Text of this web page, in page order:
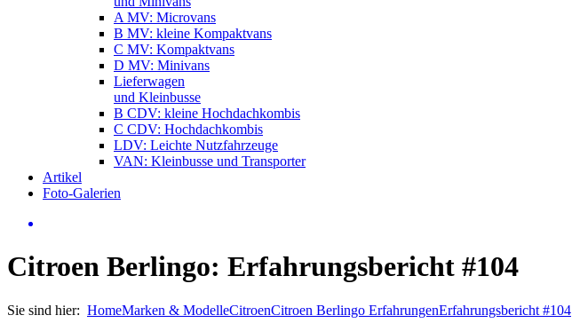
A MV: Microvans
B MV: kleine Kompaktvans
C MV: Kompaktvans
D MV: Minivans
Lieferwagen
und Kleinbusse
B CDV: kleine Hochdachkombis
C CDV: Hochdachkombis
LDV: Leichte Nutzfahrzeuge
VAN: Kleinbusse und Transporter
Artikel
Foto-Galerien
Citroen Berlingo: Erfahrungsbericht #104
Sie sind hier: HomeMarken & ModelleCitroenCitroen Berlingo ErfahrungenErfahrungsbericht #104